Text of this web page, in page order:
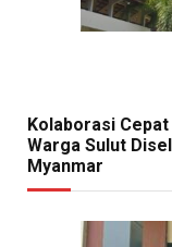
Kolaborasi Cepat
Warga Sulut
Myanmar